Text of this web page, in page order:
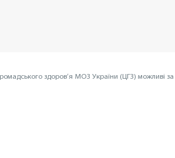
здоров’я МОЗ України (ЦГЗ) можливі